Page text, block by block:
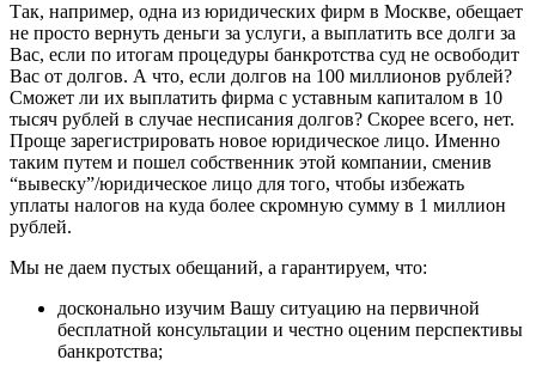
Так, например, одна из юридических фирм в Москве, обещает
не просто вернуть деньги за услуги, а выплатить все долги за
Вас, если по итогам процедуры банкротства суд не освободит
Вас от долгов. А что, если долгов на 100 миллионов рублей?
Сможет ли их выплатить фирма с уставным капиталом в 10
тысяч рублей в случае несписания долгов? Скорее всего, нет.
Проще зарегистрировать новое юридическое лицо. Именно
таким путем и пошел собственник этой компании, сменив
“вывеску”/юридическое лицо для того, чтобы избежать
уплаты налогов на куда более скромную сумму в 1 миллион
рублей.
Мы не даем пустых обещаний, а гарантируем, что:
досконально изучим Вашу ситуацию на первичной
бесплатной консультации и честно оценим перспективы
банкротства;